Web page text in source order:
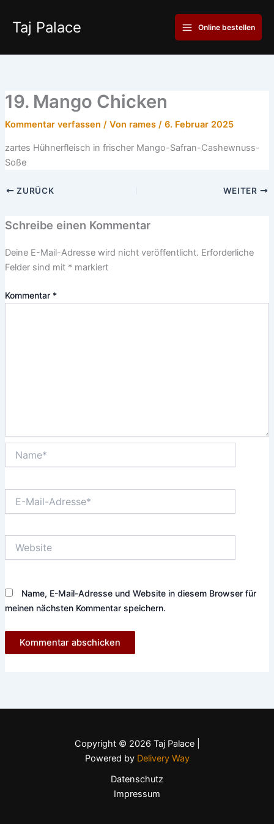
Inhalt
springen
Taj Palace
Main
Menu
Online bestellen
19. Mango Chicken
Kommentar verfassen / Von rames / 6. Februar 2025
zartes Hühnerfleisch in frischer Mango-Safran-Cashewnuss-
Soße
ZURÜCK WEITER
Schreibe einen Kommentar
Deine E-Mail-Adresse wird nicht veröffentlicht. Erforderliche
Felder sind mit *markiert
Kommentar *
Mail-
Name, E-Mail-Adresse und Website in diesem Browser für
meinen nächsten Kommentar speichern.
Copyright © 2026 Taj Palace |
Powered by Delivery Way
Datenschutz
Impressum